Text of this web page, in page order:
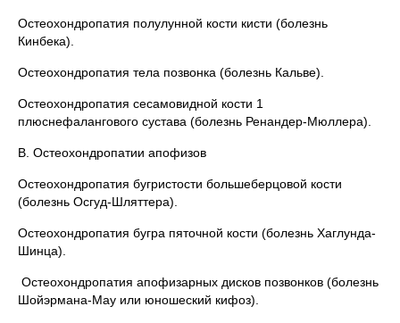
Остеохондропатия полулунной кости кисти (болезнь
Кинбека).
Остеохондропатия тела позвонка (болезнь Кальве).
Остеохондропатия сесамовидной кости 1
плюснефалангового сустава (болезнь Ренандер-Мюллера).
В. Остеохондропатии апофизов
Остеохондропатия бугристости большеберцовой кости
(болезнь Осгуд-Шляттера).
Остеохондропатия бугра пяточной кости (болезнь Хаглунда-
Шинца).
Остеохондропатия апофизарных дисков позвонков (болезнь
Шойэрмана-Мау или юношеский кифоз).